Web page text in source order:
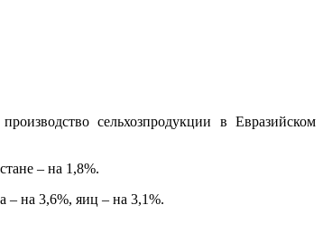
сельхозпродукции в Евразийском
– на 1,8%.
– на 3,6%, яиц – на 3,1%.